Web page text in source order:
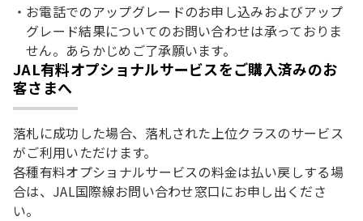
お電話でのアップグレードのお申し込みおよびアップ
グレード結果についてのお問い合わせは承っておりま
せん。あらかじめご了承願います。
JAL有料オプショナルサービスをご購入済みのお
客さまへ
落札に成功した場合、落札された上位クラスのサービス
がご利用いただけます。
各種有料オプショナルサービスの料金は払い戻しする場
合は、JAL国際線お問い合わせ窓口にお申し出くださ
い。